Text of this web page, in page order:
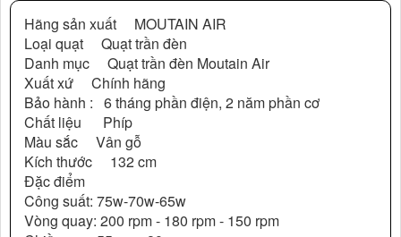
Hãng sản xuất MOUTAIN AIR
Loại quạt Quạt trần đèn
Danh mục Quạt trần đèn Moutain Air
Xuất xứ Chính hãng
Bảo hành : 6 tháng phần điện, 2 năm phần cơ
Chất liệu Phíp
Màu sắc Vân gỗ
Kích thước 132 cm
Đặc điểm
Công suất: 75w-70w-65w
Vòng quay: 200 rpm - 180 rpm - 150 rpm